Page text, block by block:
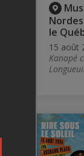
le
15 août
Kanapé